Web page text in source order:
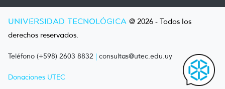
UNIVERSIDAD TECNOLÓGICA @ 2026 - Todos los
derechos reservados.
Teléfono (+598) 2603 8832 | consultas@utec.edu.uy
Donaciones UTEC